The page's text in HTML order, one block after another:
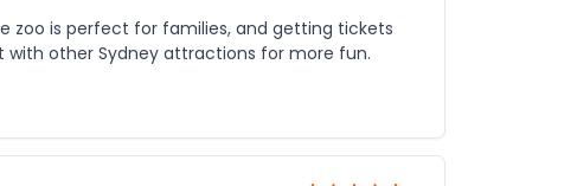
zoo is perfect for families, and getting tickets
with other Sydney attractions for more fun.